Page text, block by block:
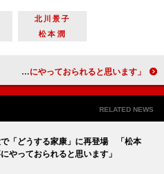
北川景子
松本潤
柴田理恵、団子売りの老婆役で「どうする家康」に再登場 「松本さんは人間的な家康を、見事にやっておられると思います」
RELATED NEWS
「どうする家康」に再登場 「松本
やっておられると思います」